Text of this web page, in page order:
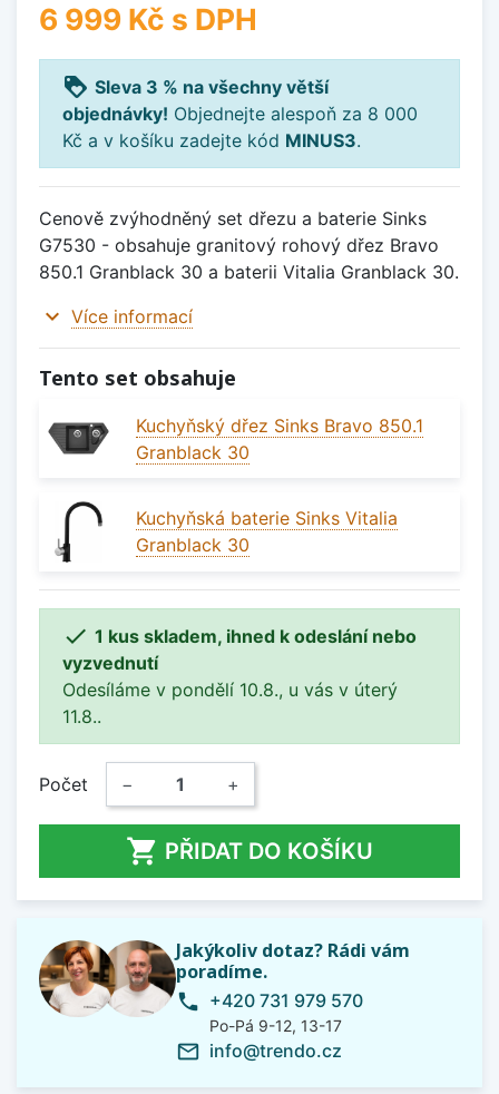
6 999 Kč s DPH
loyalty Sleva 3 % na všechny větší
objednávky! Objednejte alespoň za 8 000
Kč a v košíku zadejte kód MINUS3.
Cenově zvýhodněný set dřezu a baterie Sinks
G7530 - obsahuje granitový rohový dřez Bravo
850.1 Granblack 30 a baterii Vitalia Granblack 30.
expand_more Více informací
Tento set obsahuje
Kuchyňský dřez Sinks Bravo 850.1
Granblack 30
Kuchyňská baterie Sinks Vitalia
Granblack 30
 1 kus skladem, ihned k odeslání nebo
vyzvednutí
Odesíláme v pondělí 10.8., u vás v úterý
11.8..
Počet − +
 PŘIDAT DO KOŠÍKU
Jakýkoliv dotaz? Rádi vám
poradíme.
phone +420 731 979 570
Po-Pá 9-12, 13-17
mail_outline info@trendo.cz